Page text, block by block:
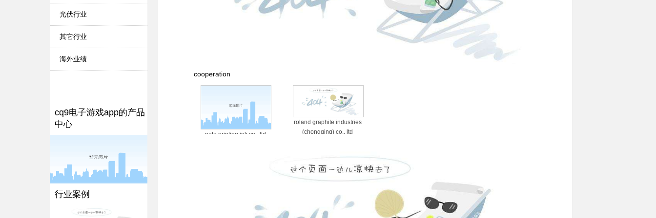
光伏行业
其它行业
海外业绩
cq9电子游戏app的产品
中心
行业案例
cooperation
note printing ink co., ltd
roland graphite industries
(chongqing) co., ltd